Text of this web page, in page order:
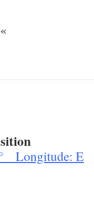
Longitude: E